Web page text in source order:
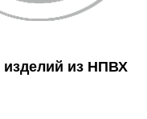
из НПВХ